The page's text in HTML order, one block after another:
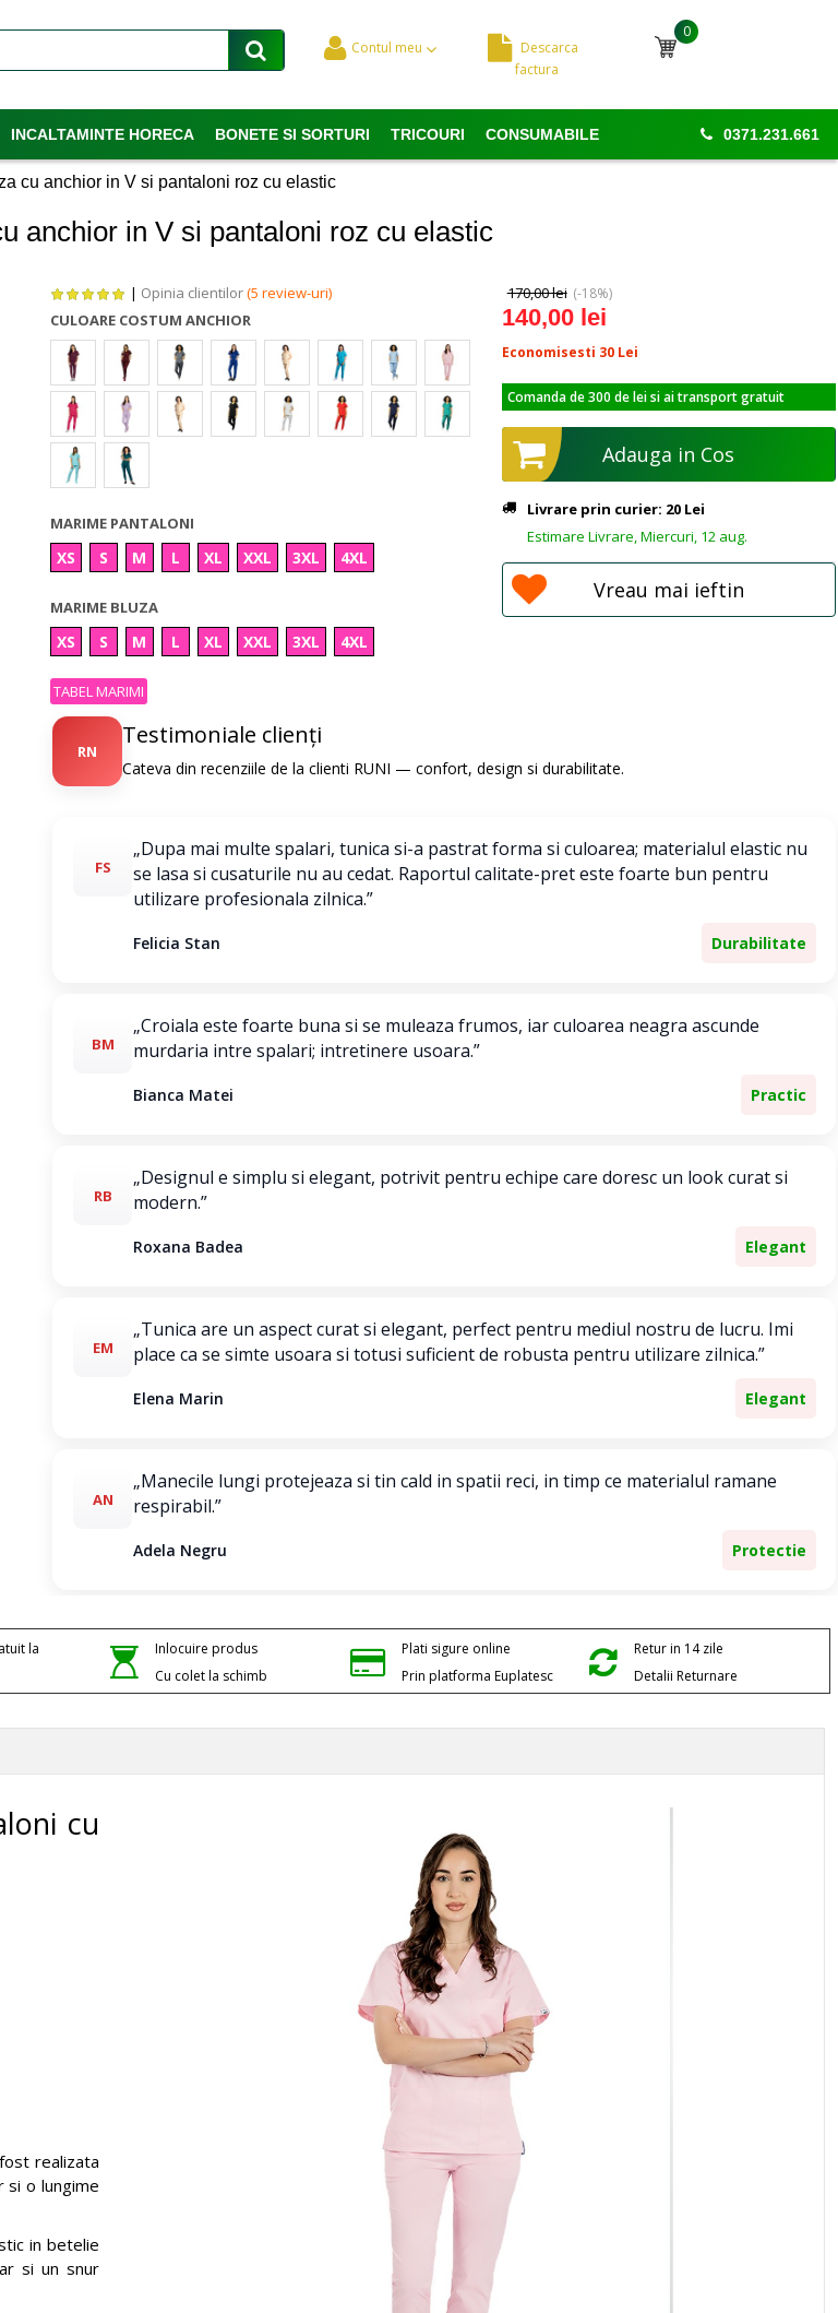
Contul meu
Descarca
factura
0
INCALTAMINTE HORECA BONETE SI SORTURI TRICOURI CONSUMABILE 0371.231.661
cu anchior in V si pantaloni roz cu elastic
anchior in V si pantaloni roz cu elastic
| Opinia clientilor(5 review-uri)
CULOARE COSTUM ANCHIOR
MARIME PANTALONI
XS S M L XL XXL 3XL 4XL
MARIME BLUZA
XS S M L XL XXL 3XL 4XL
TABEL MARIMI
170,00 lei (-18%)
140,00 lei
Economisesti 30 Lei
Comanda de 300 de lei si ai transport gratuit
Adauga in Cos
Livrare prin curier: 20 Lei
Estimare Livrare, Miercuri, 12 aug.
Vreau mai ieftin
RN
Testimoniale clienți
Cateva din recenziile de la clienti RUNI — confort, design si durabilitate.
FS
„Dupa mai multe spalari, tunica si-a pastrat forma si culoarea; materialul elastic nu
se lasa si cusaturile nu au cedat. Raportul calitate-pret este foarte bun pentru
utilizare profesionala zilnica.”
Felicia Stan Durabilitate
BM
„Croiala este foarte buna si se muleaza frumos, iar culoarea neagra ascunde
murdaria intre spalari; intretinere usoara.”
Bianca Matei Practic
RB
„Designul e simplu si elegant, potrivit pentru echipe care doresc un look curat si
modern.”
Roxana Badea Elegant
EM
„Tunica are un aspect curat si elegant, perfect pentru mediul nostru de lucru. Imi
place ca se simte usoara si totusi suficient de robusta pentru utilizare zilnica.”
Elena Marin Elegant
AN
„Manecile lungi protejeaza si tin cald in spatii reci, in timp ce materialul ramane
respirabil.”
Adela Negru Protectie
la
Inlocuire produs
Cu colet la schimb
Plati sigure online
Prin platforma Euplatesc
Retur in 14 zile
Detalii Returnare
cu
realizata
si o lungime
in betelie
si un snur